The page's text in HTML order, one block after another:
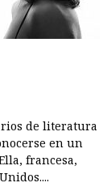
de literatura
en un
francesa,